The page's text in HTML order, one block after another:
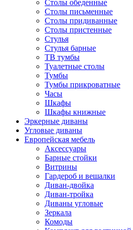
Столы обеденные
Столы письменные
Столы придиванные
Столы пристенные
Стулья
Стулья барные
ТВ тумбы
Туалетные столы
Тумбы
Тумбы прикроватные
Часы
Шкафы
Шкафы книжные
Эркерные диваны
Угловые диваны
Европейская мебель
Аксессуары
Барные стойки
Витрины
Гардероб и вешалки
Диван-двойка
Диван-тройка
Диваны угловые
Зеркала
Комоды